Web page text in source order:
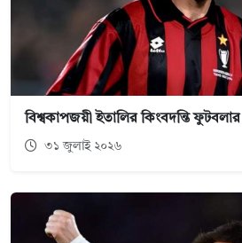
বিশ্বকাপজয়ী ইতালির কিংবদন্তি
৩১ জুলাই ২০২৬